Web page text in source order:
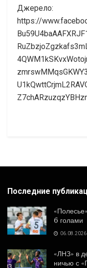
Джерело:
https://
Последние
6 голами
06.08.2026
«ЛНЗ» в
ничью с